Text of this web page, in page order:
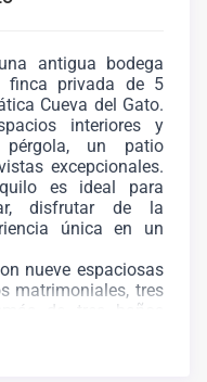
antigua bodega
finca privada de 5
Cueva del Gato.
interiores y
pérgola, un patio
excepcionales.
es ideal para
disfrutar de la
única en un
nueve espaciosas
matrimoniales, tres
de tres baños
salón de 70 m²,